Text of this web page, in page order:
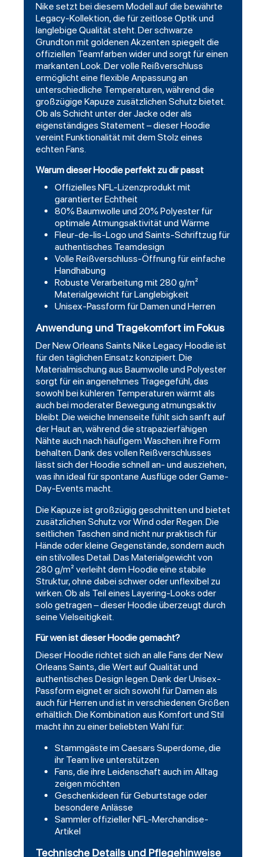
Nike setzt bei diesem Modell auf die bewährte
Legacy-Kollektion, die für zeitlose Optik und
langlebige Qualität steht. Der schwarze
Grundton mit goldenen Akzenten spiegelt die
offiziellen Teamfarben wider und sorgt für einen
markanten Look. Der volle Reißverschluss
ermöglicht eine flexible Anpassung an
unterschiedliche Temperaturen, während die
großzügige Kapuze zusätzlichen Schutz bietet.
Ob als Schicht unter der Jacke oder als
eigenständiges Statement – dieser Hoodie
vereint Funktionalität mit dem Stolz eines
echten Fans.
Warum dieser Hoodie perfekt zu dir passt
Offizielles NFL-Lizenzprodukt mit
garantierter Echtheit
80% Baumwolle und 20% Polyester für
optimale Atmungsaktivität und Wärme
Fleur-de-lis-Logo und Saints-Schriftzug für
authentisches Teamdesign
Volle Reißverschluss-Öffnung für einfache
Handhabung
Robuste Verarbeitung mit 280 g/m²
Materialgewicht für Langlebigkeit
Unisex-Passform für Damen und Herren
Anwendung und Tragekomfort im Fokus
Der New Orleans Saints Nike Legacy Hoodie ist
für den täglichen Einsatz konzipiert. Die
Materialmischung aus Baumwolle und Polyester
sorgt für ein angenehmes Tragegefühl, das
sowohl bei kühleren Temperaturen wärmt als
auch bei moderater Bewegung atmungsaktiv
bleibt. Die weiche Innenseite fühlt sich sanft auf
der Haut an, während die strapazierfähigen
Nähte auch nach häufigem Waschen ihre Form
behalten. Dank des vollen Reißverschlusses
lässt sich der Hoodie schnell an- und ausziehen,
was ihn ideal für spontane Ausflüge oder Game-
Day-Events macht.
Die Kapuze ist großzügig geschnitten und bietet
zusätzlichen Schutz vor Wind oder Regen. Die
seitlichen Taschen sind nicht nur praktisch für
Hände oder kleine Gegenstände, sondern auch
ein stilvolles Detail. Das Materialgewicht von
280 g/m² verleiht dem Hoodie eine stabile
Struktur, ohne dabei schwer oder unflexibel zu
wirken. Ob als Teil eines Layering-Looks oder
solo getragen – dieser Hoodie überzeugt durch
seine Vielseitigkeit.
Für wen ist dieser Hoodie gemacht?
Dieser Hoodie richtet sich an alle Fans der New
Orleans Saints, die Wert auf Qualität und
authentisches Design legen. Dank der Unisex-
Passform eignet er sich sowohl für Damen als
auch für Herren und ist in verschiedenen Größen
erhältlich. Die Kombination aus Komfort und Stil
macht ihn zu einer beliebten Wahl für:
Stammgäste im Caesars Superdome, die
ihr Team live unterstützen
Fans, die ihre Leidenschaft auch im Alltag
zeigen möchten
Geschenkideen für Geburtstage oder
besondere Anlässe
Sammler offizieller NFL-Merchandise-
Artikel
Technische Details und Pflegehinweise